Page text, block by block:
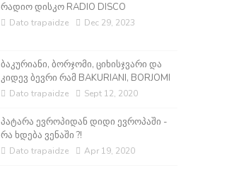
რადიო დისკო RADIO DISCO
Dato trapaidze Dec 29, 2023
ბაკურიანი, ბორჯომი, ციხისჯვარი და
კიდევ ბევრი რამ BAKURIANI, BORJOMI
Dato trapaidze Sept 12, 2020
პატარა ევროპიდან დიდი ევროპაში -
რა ხდება ვენაში ?!
Dato trapaidze Apr 19, 2020